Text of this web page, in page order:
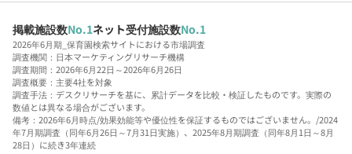
掲載施設数No.1ネット受付施設数No.1
2026年6月期_保育園検索サイトにおける市場調査
調査機関：日本マーケティングリサーチ機構
調査期間：2026年6月22日～2026年6月26日
調査概要：主要4社を対象
調査手法：デスクリサーチを基に、累計データを比較・検証したものです。実際の
数値とは異なる場合がございます。
備考：2026年6月時点/効果効能等や優位性を保証するものではございません。/2024
年7月期調査（同年6月26日～7月31日実施）、2025年8月期調査（同年8月1日～8月
28日）に続き3年連続